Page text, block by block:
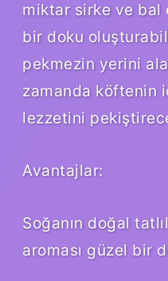
miktar sirke ve bal
bir doku
pekmezin yerini
zamanda köftenin
lezzetini
Avantajlar:
Soğanın doğal
aroması güzel bir